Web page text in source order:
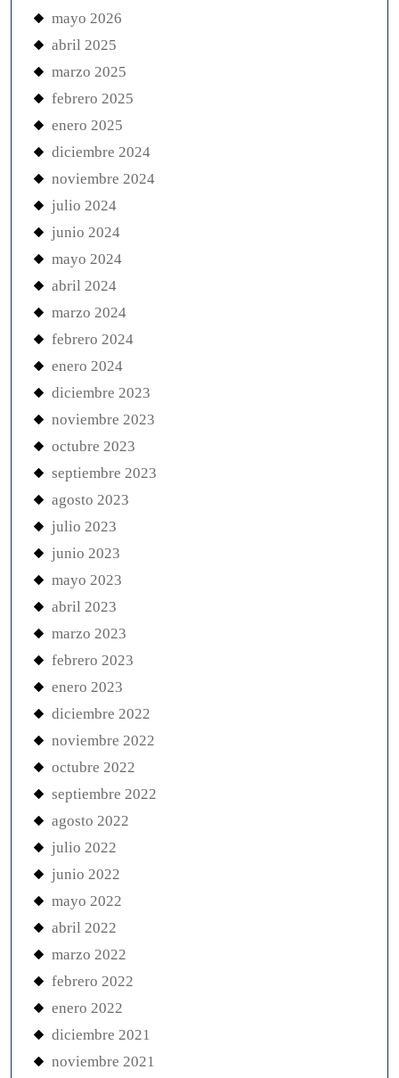
mayo 2026
abril 2025
marzo 2025
febrero 2025
enero 2025
diciembre 2024
noviembre 2024
julio 2024
junio 2024
mayo 2024
abril 2024
marzo 2024
febrero 2024
enero 2024
diciembre 2023
noviembre 2023
octubre 2023
septiembre 2023
agosto 2023
julio 2023
junio 2023
mayo 2023
abril 2023
marzo 2023
febrero 2023
enero 2023
diciembre 2022
noviembre 2022
octubre 2022
septiembre 2022
agosto 2022
julio 2022
junio 2022
mayo 2022
abril 2022
marzo 2022
febrero 2022
enero 2022
diciembre 2021
noviembre 2021